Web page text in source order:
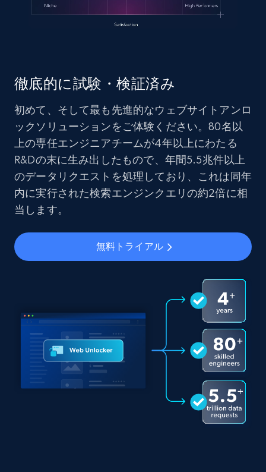
徹底的に試験・検証済み
初めて、そして最も先進的なウェブサイトアンロ
ックソリューションをご体験ください。80名以
上の専任エンジニアチームが4年以上にわたる
R&Dの末に生み出したもので、年間5.5兆件以上
のデータリクエストを処理しており、これは同年
内に実行された検索エンジンクエリの約2倍に相
当します。
無料トライアル